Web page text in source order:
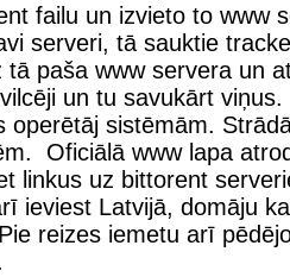
failu un izvieto to www
serveri, tā sauktie
tā paša www servera un
un tu savukārt viņus.
operētāj sistēmām.
Oficiālā www lapa
linkus uz bittorent
ieviest Latvijā, domāju
reizes iemetu arī